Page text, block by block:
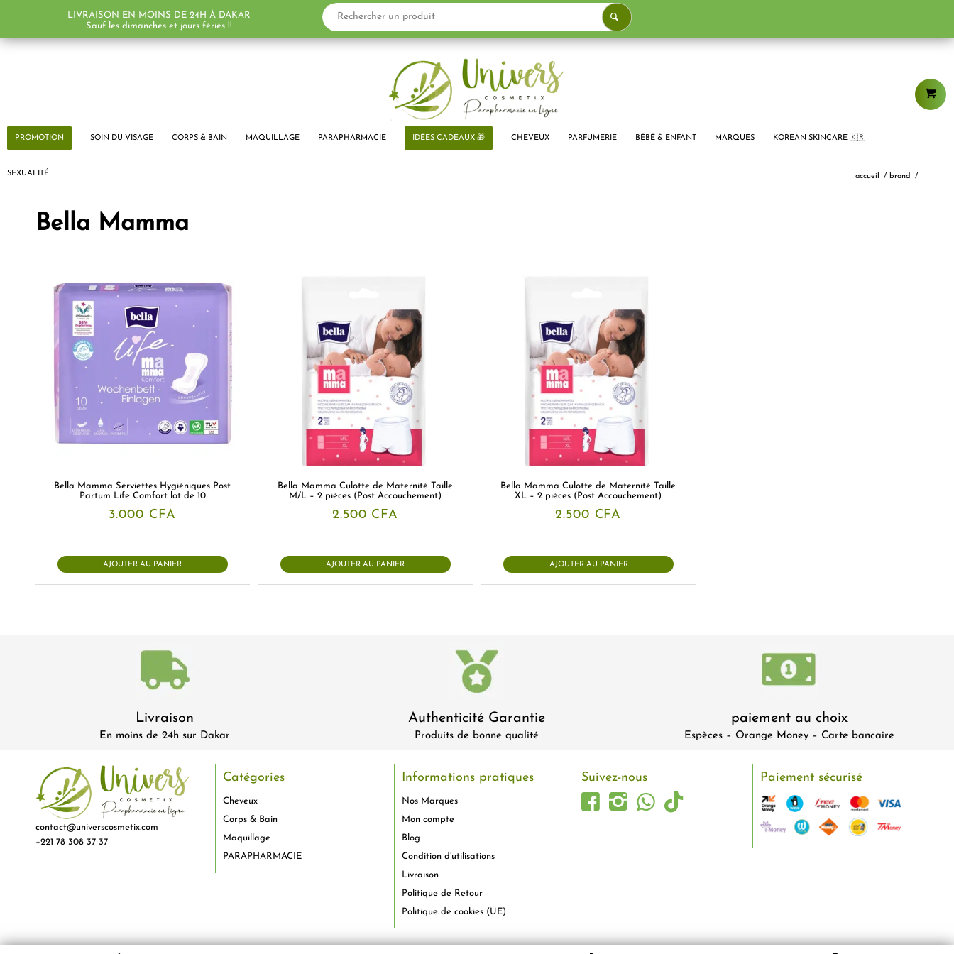
PROMOTION SOIN DU VISAGE CORPS & BAIN MAQUILLAGE PARAPHARMACIE IDÉES CADEAUX 🎁 CHEVEUX PARFUMERIE BÉBÉ & ENFANT MARQUES KOREAN SKINCARE 🇰🇷
SEXUALITÉ accueil / brand /
Bella Mamma
Bella Mamma Serviettes Hygiéniques Post
Partum Life Comfort lot de 10
3.000 CFA
AJOUTER AU PANIER
Bella Mamma Culotte de Maternité Taille
M/L – 2 pièces (Post Accouchement)
2.500 CFA
AJOUTER AU PANIER
Bella Mamma Culotte de Maternité Taille
XL – 2 pièces (Post Accouchement)
2.500 CFA
AJOUTER AU PANIER
LIVRAISON EN MOINS DE 24H À DAKAR
Sauf les dimanches et jours fériés !!
Livraison
En moins de 24h sur Dakar
Authenticité Garantie
Produits de bonne qualité
paiement au choix
Espèces – Orange Money – Carte bancaire
contact@universcosmetix.com
+221 78 308 37 37
Catégories
Cheveux
Corps & Bain
Maquillage
PARAPHARMACIE
Informations pratiques
Nos Marques
Mon compte
Blog
Condition d’utilisations
Livraison
Politique de Retour
Politique de cookies (UE)
Suivez-nous Paiement sécurisé